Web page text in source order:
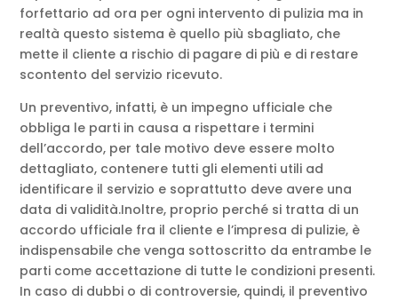
forfettario ad ora per ogni intervento di pulizia ma in
realtà questo sistema è quello più sbagliato, che
mette il cliente a rischio di pagare di più e di restare
scontento del servizio ricevuto.
Un preventivo, infatti, è un impegno ufficiale che
obbliga le parti in causa a rispettare i termini
dell’accordo, per tale motivo deve essere molto
dettagliato, contenere tutti gli elementi utili ad
identificare il servizio e soprattutto deve avere una
data di validità.Inoltre, proprio perché si tratta di un
accordo ufficiale fra il cliente e l’impresa di pulizie, è
indispensabile che venga sottoscritto da entrambe le
parti come accettazione di tutte le condizioni presenti.
In caso di dubbi o di controversie, quindi, il preventivo